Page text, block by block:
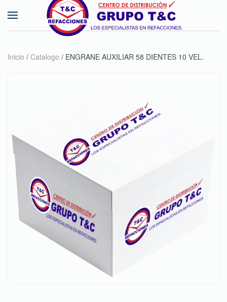
Skip to main content
Inicio / Catalogo / ENGRANE AUXILIAR 58 DIENTES 10 VEL.